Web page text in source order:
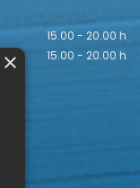
15.00 - 20.00 h
15.00 - 20.00 h
×